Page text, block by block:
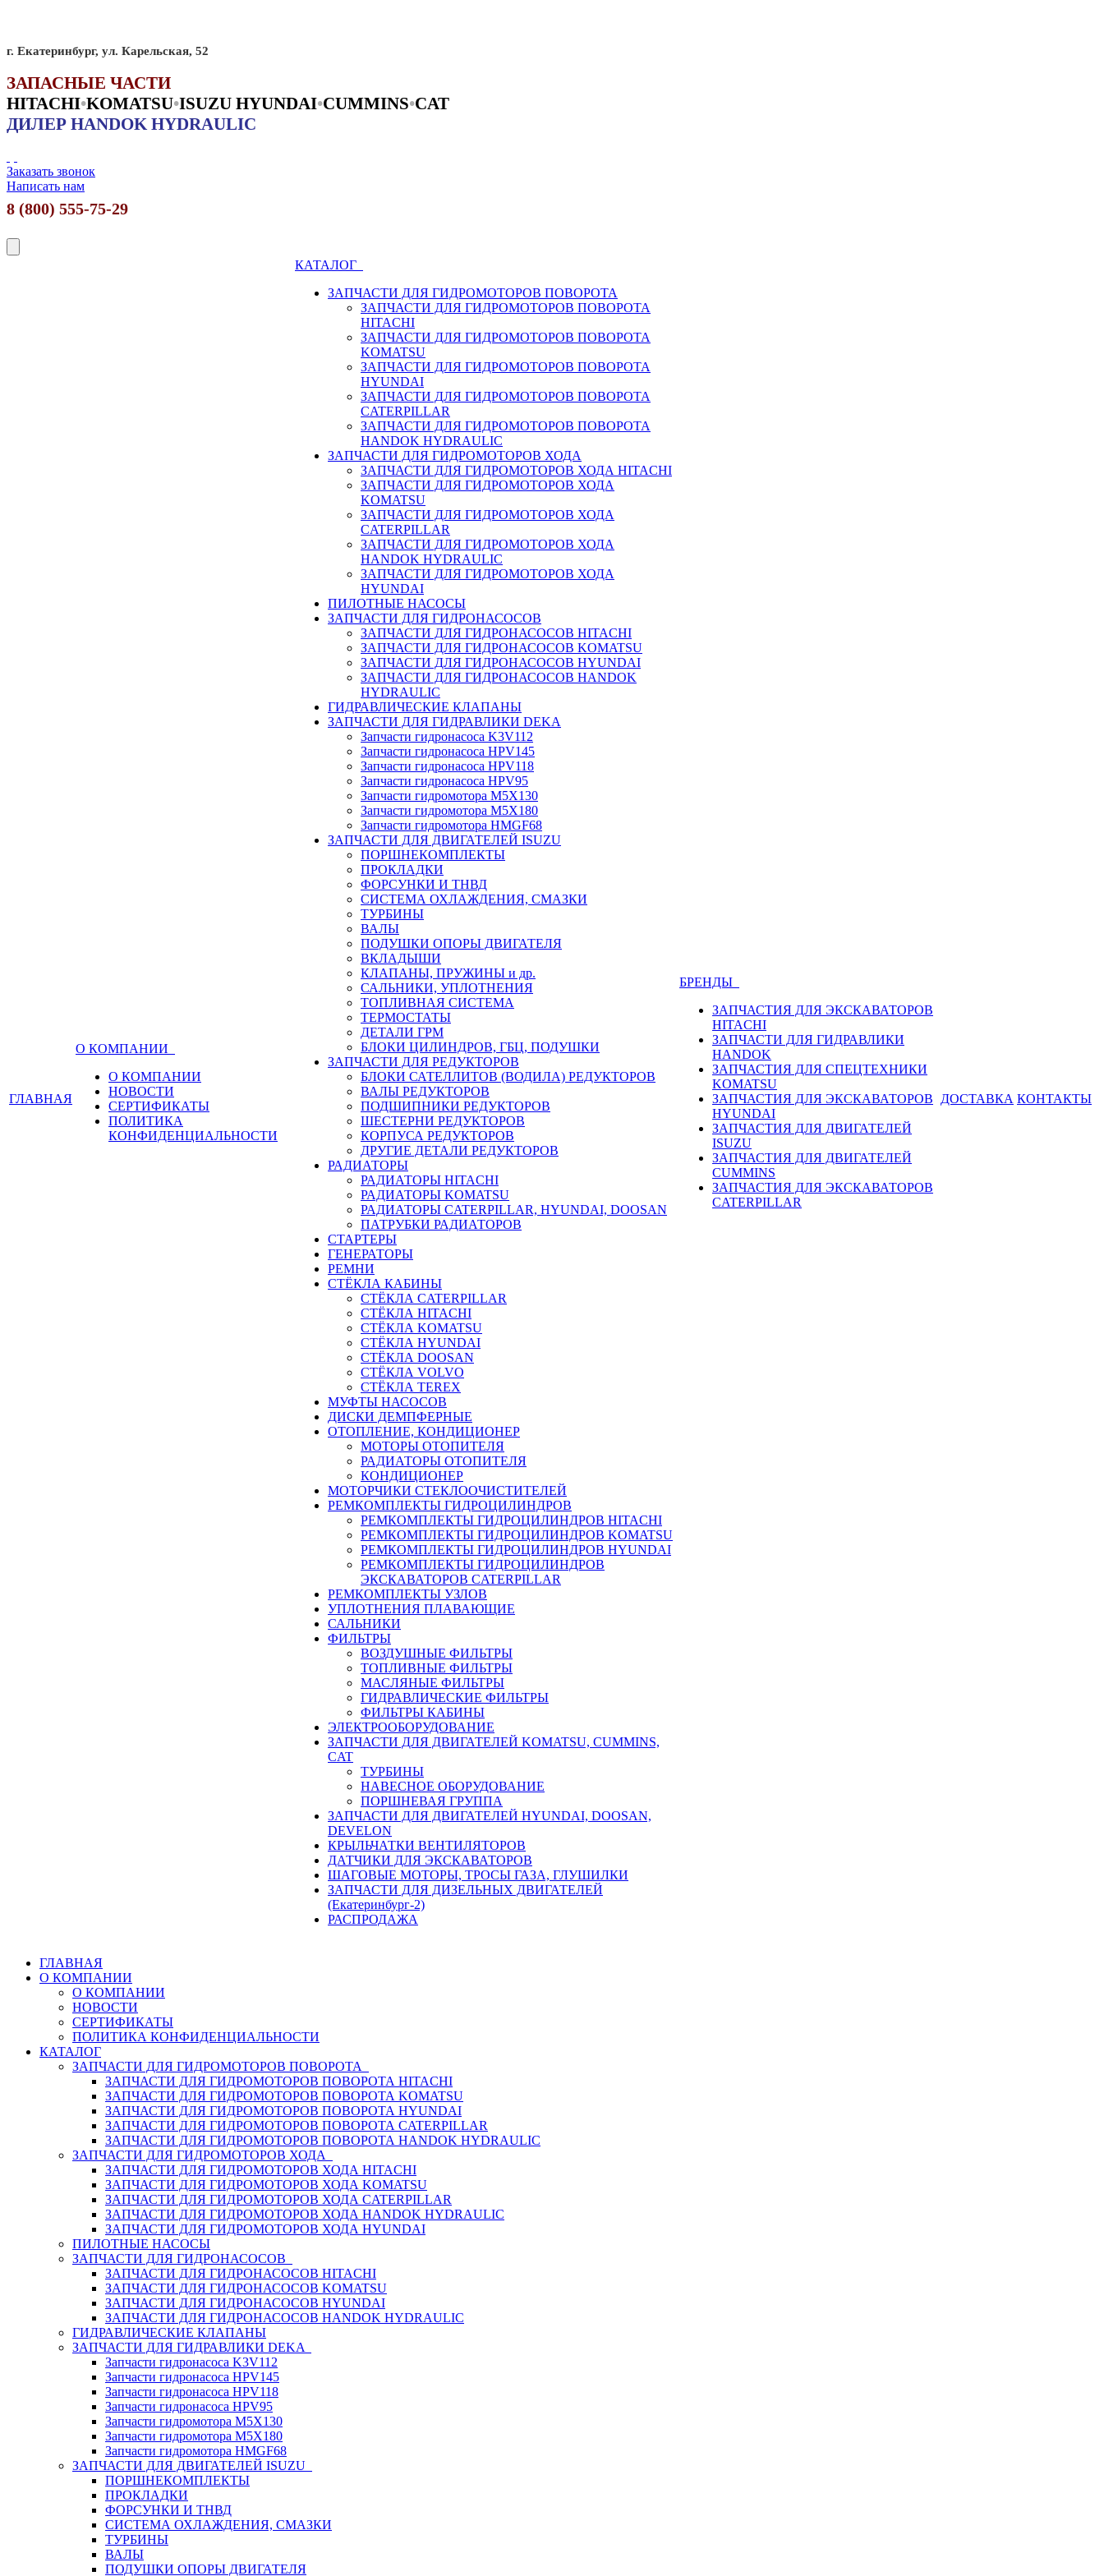
г. Екатеринбург, ул. Карельская, 52
ЗАПАСНЫЕ ЧАСТИ
HITACHI•KOMATSU•ISUZU HYUNDAI•CUMMINS•CAT
ДИЛЕР HANDOK HYDRAULIC
Заказать звонок
Написать нам
8 (800) 555-75-29
ГЛАВНАЯ
О КОМПАНИИ
О КОМПАНИИ
НОВОСТИ
СЕРТИФИКАТЫ
ПОЛИТИКА
КОНФИДЕНЦИАЛЬНОСТИ
КАТАЛОГ
ЗАПЧАСТИ ДЛЯ ГИДРОМОТОРОВ ПОВОРОТА
ЗАПЧАСТИ ДЛЯ ГИДРОМОТОРОВ ПОВОРОТА
HITACHI
ЗАПЧАСТИ ДЛЯ ГИДРОМОТОРОВ ПОВОРОТА
KOMATSU
ЗАПЧАСТИ ДЛЯ ГИДРОМОТОРОВ ПОВОРОТА
HYUNDAI
ЗАПЧАСТИ ДЛЯ ГИДРОМОТОРОВ ПОВОРОТА
CATERPILLAR
ЗАПЧАСТИ ДЛЯ ГИДРОМОТОРОВ ПОВОРОТА
HANDOK HYDRAULIC
ЗАПЧАСТИ ДЛЯ ГИДРОМОТОРОВ ХОДА
ЗАПЧАСТИ ДЛЯ ГИДРОМОТОРОВ ХОДА HITACHI
ЗАПЧАСТИ ДЛЯ ГИДРОМОТОРОВ ХОДА
KOMATSU
ЗАПЧАСТИ ДЛЯ ГИДРОМОТОРОВ ХОДА
CATERPILLAR
ЗАПЧАСТИ ДЛЯ ГИДРОМОТОРОВ ХОДА
HANDOK HYDRAULIC
ЗАПЧАСТИ ДЛЯ ГИДРОМОТОРОВ ХОДА
HYUNDAI
ПИЛОТНЫЕ НАСОСЫ
ЗАПЧАСТИ ДЛЯ ГИДРОНАСОСОВ
ЗАПЧАСТИ ДЛЯ ГИДРОНАСОСОВ HITACHI
ЗАПЧАСТИ ДЛЯ ГИДРОНАСОСОВ KOMATSU
ЗАПЧАСТИ ДЛЯ ГИДРОНАСОСОВ HYUNDAI
ЗАПЧАСТИ ДЛЯ ГИДРОНАСОСОВ HANDOK
HYDRAULIC
ГИДРАВЛИЧЕСКИЕ КЛАПАНЫ
ЗАПЧАСТИ ДЛЯ ГИДРАВЛИКИ DEKA
Запчасти гидронасоса K3V112
Запчасти гидронасоса HPV145
Запчасти гидронасоса HPV118
Запчасти гидронасоса HPV95
Запчасти гидромотора M5X130
Запчасти гидромотора M5X180
Запчасти гидромотора HMGF68
ЗАПЧАСТИ ДЛЯ ДВИГАТЕЛЕЙ ISUZU
ПОРШНЕКОМПЛЕКТЫ
ПРОКЛАДКИ
ФОРСУНКИ И ТНВД
СИСТЕМА ОХЛАЖДЕНИЯ, СМАЗКИ
ТУРБИНЫ
ВАЛЫ
ПОДУШКИ ОПОРЫ ДВИГАТЕЛЯ
ВКЛАДЫШИ
КЛАПАНЫ, ПРУЖИНЫ и др.
САЛЬНИКИ, УПЛОТНЕНИЯ
ТОПЛИВНАЯ СИСТЕМА
ТЕРМОСТАТЫ
ДЕТАЛИ ГРМ
БЛОКИ ЦИЛИНДРОВ, ГБЦ, ПОДУШКИ
ЗАПЧАСТИ ДЛЯ РЕДУКТОРОВ
БЛОКИ САТЕЛЛИТОВ (ВОДИЛА) РЕДУКТОРОВ
ВАЛЫ РЕДУКТОРОВ
ПОДШИПНИКИ РЕДУКТОРОВ
ШЕСТЕРНИ РЕДУКТОРОВ
КОРПУСА РЕДУКТОРОВ
ДРУГИЕ ДЕТАЛИ РЕДУКТОРОВ
РАДИАТОРЫ
РАДИАТОРЫ HITACHI
РАДИАТОРЫ KOMATSU
РАДИАТОРЫ CATERPILLAR, HYUNDAI, DOOSAN
ПАТРУБКИ РАДИАТОРОВ
СТАРТЕРЫ
ГЕНЕРАТОРЫ
РЕМНИ
СТЁКЛА КАБИНЫ
СТЁКЛА CATERPILLAR
СТЁКЛА HITACHI
СТЁКЛА KOMATSU
СТЁКЛА HYUNDAI
СТЁКЛА DOOSAN
СТЁКЛА VOLVO
СТЁКЛА TEREX
МУФТЫ НАСОСОВ
ДИСКИ ДЕМПФЕРНЫЕ
ОТОПЛЕНИЕ, КОНДИЦИОНЕР
МОТОРЫ ОТОПИТЕЛЯ
РАДИАТОРЫ ОТОПИТЕЛЯ
КОНДИЦИОНЕР
МОТОРЧИКИ СТЕКЛООЧИСТИТЕЛЕЙ
РЕМКОМПЛЕКТЫ ГИДРОЦИЛИНДРОВ
РЕМКОМПЛЕКТЫ ГИДРОЦИЛИНДРОВ HITACHI
РЕМКОМПЛЕКТЫ ГИДРОЦИЛИНДРОВ KOMATSU
РЕМКОМПЛЕКТЫ ГИДРОЦИЛИНДРОВ HYUNDAI
РЕМКОМПЛЕКТЫ ГИДРОЦИЛИНДРОВ
ЭКСКАВАТОРОВ CATERPILLAR
РЕМКОМПЛЕКТЫ УЗЛОВ
УПЛОТНЕНИЯ ПЛАВАЮЩИЕ
САЛЬНИКИ
ФИЛЬТРЫ
ВОЗДУШНЫЕ ФИЛЬТРЫ
ТОПЛИВНЫЕ ФИЛЬТРЫ
МАСЛЯНЫЕ ФИЛЬТРЫ
ГИДРАВЛИЧЕСКИЕ ФИЛЬТРЫ
ФИЛЬТРЫ КАБИНЫ
ЭЛЕКТРООБОРУДОВАНИЕ
ЗАПЧАСТИ ДЛЯ ДВИГАТЕЛЕЙ KOMATSU, CUMMINS,
CAT
ТУРБИНЫ
НАВЕСНОЕ ОБОРУДОВАНИЕ
ПОРШНЕВАЯ ГРУППА
ЗАПЧАСТИ ДЛЯ ДВИГАТЕЛЕЙ HYUNDAI, DOOSAN,
DEVELON
КРЫЛЬЧАТКИ ВЕНТИЛЯТОРОВ
ДАТЧИКИ ДЛЯ ЭКСКАВАТОРОВ
ШАГОВЫЕ МОТОРЫ, ТРОСЫ ГАЗА, ГЛУШИЛКИ
ЗАПЧАСТИ ДЛЯ ДИЗЕЛЬНЫХ ДВИГАТЕЛЕЙ
(Екатеринбург-2)
РАСПРОДАЖА
БРЕНДЫ
ЗАПЧАСТИЯ ДЛЯ ЭКСКАВАТОРОВ
HITACHI
ЗАПЧАСТИ ДЛЯ ГИДРАВЛИКИ
HANDOK
ЗАПЧАСТИЯ ДЛЯ СПЕЦТЕХНИКИ
KOMATSU
ЗАПЧАСТИЯ ДЛЯ ЭКСКАВАТОРОВ
HYUNDAI
ЗАПЧАСТИЯ ДЛЯ ДВИГАТЕЛЕЙ
ISUZU
ЗАПЧАСТИЯ ДЛЯ ДВИГАТЕЛЕЙ
CUMMINS
ЗАПЧАСТИЯ ДЛЯ ЭКСКАВАТОРОВ
CATERPILLAR
ДОСТАВКА КОНТАКТЫ
ГЛАВНАЯ
О КОМПАНИИ
О КОМПАНИИ
НОВОСТИ
СЕРТИФИКАТЫ
ПОЛИТИКА КОНФИДЕНЦИАЛЬНОСТИ
КАТАЛОГ
ЗАПЧАСТИ ДЛЯ ГИДРОМОТОРОВ ПОВОРОТА
ЗАПЧАСТИ ДЛЯ ГИДРОМОТОРОВ ПОВОРОТА HITACHI
ЗАПЧАСТИ ДЛЯ ГИДРОМОТОРОВ ПОВОРОТА KOMATSU
ЗАПЧАСТИ ДЛЯ ГИДРОМОТОРОВ ПОВОРОТА HYUNDAI
ЗАПЧАСТИ ДЛЯ ГИДРОМОТОРОВ ПОВОРОТА CATERPILLAR
ЗАПЧАСТИ ДЛЯ ГИДРОМОТОРОВ ПОВОРОТА HANDOK HYDRAULIC
ЗАПЧАСТИ ДЛЯ ГИДРОМОТОРОВ ХОДА
ЗАПЧАСТИ ДЛЯ ГИДРОМОТОРОВ ХОДА HITACHI
ЗАПЧАСТИ ДЛЯ ГИДРОМОТОРОВ ХОДА KOMATSU
ЗАПЧАСТИ ДЛЯ ГИДРОМОТОРОВ ХОДА CATERPILLAR
ЗАПЧАСТИ ДЛЯ ГИДРОМОТОРОВ ХОДА HANDOK HYDRAULIC
ЗАПЧАСТИ ДЛЯ ГИДРОМОТОРОВ ХОДА HYUNDAI
ПИЛОТНЫЕ НАСОСЫ
ЗАПЧАСТИ ДЛЯ ГИДРОНАСОСОВ
ЗАПЧАСТИ ДЛЯ ГИДРОНАСОСОВ HITACHI
ЗАПЧАСТИ ДЛЯ ГИДРОНАСОСОВ KOMATSU
ЗАПЧАСТИ ДЛЯ ГИДРОНАСОСОВ HYUNDAI
ЗАПЧАСТИ ДЛЯ ГИДРОНАСОСОВ HANDOK HYDRAULIC
ГИДРАВЛИЧЕСКИЕ КЛАПАНЫ
ЗАПЧАСТИ ДЛЯ ГИДРАВЛИКИ DEKA
Запчасти гидронасоса K3V112
Запчасти гидронасоса HPV145
Запчасти гидронасоса HPV118
Запчасти гидронасоса HPV95
Запчасти гидромотора M5X130
Запчасти гидромотора M5X180
Запчасти гидромотора HMGF68
ЗАПЧАСТИ ДЛЯ ДВИГАТЕЛЕЙ ISUZU
ПОРШНЕКОМПЛЕКТЫ
ПРОКЛАДКИ
ФОРСУНКИ И ТНВД
СИСТЕМА ОХЛАЖДЕНИЯ, СМАЗКИ
ТУРБИНЫ
ВАЛЫ
ПОДУШКИ ОПОРЫ ДВИГАТЕЛЯ